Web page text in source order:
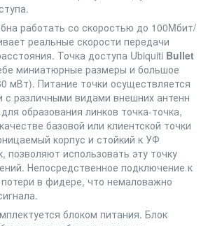
работать со скоростью до 100Mбит/
реальные скорости перeдачи
Точка доступа Ubiquiti Bullet
миниатюрные размеры и большое
мВт). Питание точки осуществляется
с различными видами внешних антенн
образования линков точка-точка,
базовой или клиентской точки
корпус и стойкий к УФ
позволяют использовать эту точку
Непосредственное подключение к
в фидере, что немаловажно
блоком питания. Блок